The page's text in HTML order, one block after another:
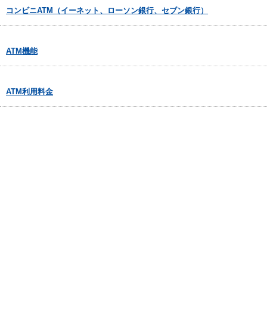
コンビニATM（イーネット、ローソン銀行、セブン銀行）
ATM機能
ATM利用料金